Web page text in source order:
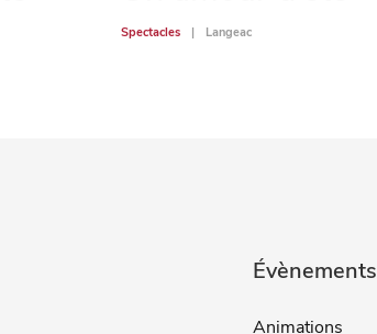
Spectacles Langeac
Évènements
Animations